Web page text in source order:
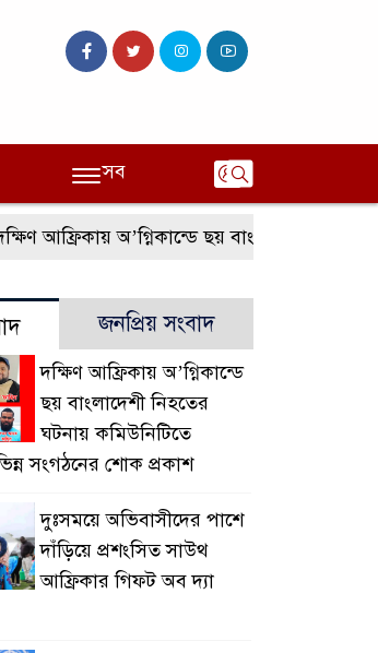
সব
আফ্রিকায় অ’গ্নিকান্ডে ছয় বাংলাদেশী নিহতের
জনপ্রিয় সংবাদ
দক্ষিণ আফ্রিকায় অ’গ্নিকান্ডে
ছয় বাংলাদেশী নিহতের
ঘটনায় কমিউনিটিতে
সংগঠনের শোক প্রকাশ
দুঃসময়ে অভিবাসীদের পাশে
দাঁড়িয়ে প্রশংসিত সাউথ
আফ্রিকার গিফট অব দ্যা